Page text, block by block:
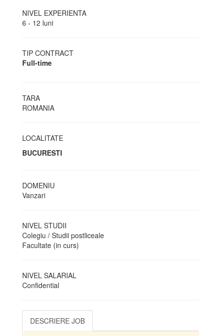
NIVEL EXPERIENTA
6 - 12 luni
TIP CONTRACT
Full-time
TARA
ROMANIA
LOCALITATE
BUCURESTI
DOMENIU
Vanzari
NIVEL STUDII
Colegiu / Studii postliceale
Facultate (in curs)
NIVEL SALARIAL
Confidential
DESCRIERE JOB